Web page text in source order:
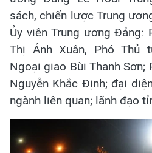
sách, chiến lược Trung
Ủy viên Trung ương Đảng:
Thị Ánh Xuân, Phó Thủ
Ngoại giao Bùi Thanh Sơn;
Nguyễn Khắc Định; đại
ngành liên quan; lãnh đạo